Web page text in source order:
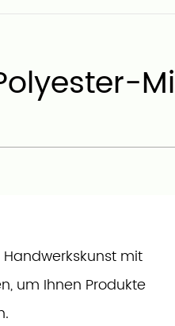
mit
um Ihnen Produkte